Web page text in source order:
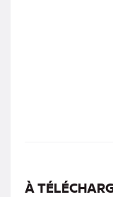
À